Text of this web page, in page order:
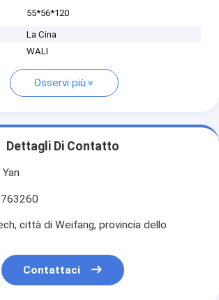
55*56*120
La Cina
WALI
Osservi più
Dettagli Di Contatto
città di Weifang, provincia dello
Contattaci